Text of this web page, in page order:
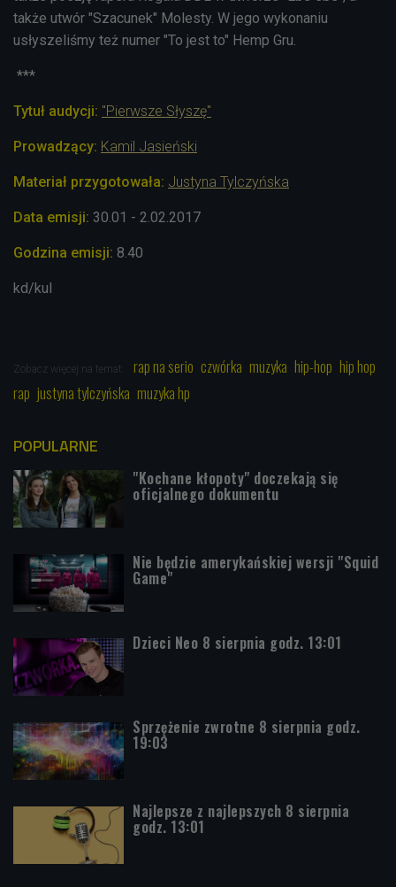
także utwór "Szacunek" Molesty. W jego wykonaniu
usłyszeliśmy też numer "To jest to" Hemp Gru.
***
Tytuł audycji: "Pierwsze Słyszę"
Prowadzący: Kamil Jasieński
Materiał przygotowała: Justyna Tylczyńska
Data emisji: 30.01 - 2.02.2017
Godzina emisji: 8.40
kd/kul
Zobacz więcej na temat: rap na serio czwórka muzyka hip-hop hip hop
rap justyna tylczyńska muzyka hp
POPULARNE
"Kochane kłopoty" doczekają się
oficjalnego dokumentu
Nie będzie amerykańskiej wersji "Squid
Game"
Dzieci Neo 8 sierpnia godz. 13:01
Sprzężenie zwrotne 8 sierpnia godz.
19:03
Najlepsze z najlepszych 8 sierpnia
godz. 13:01